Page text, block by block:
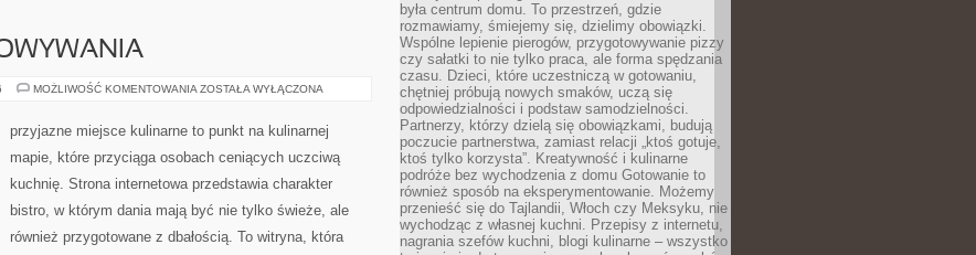
MOŻLIWOŚĆ KOMENTOWANIA TECHNIKI
ZOSTAŁA WYŁĄCZONA
przyjazne miejsce kulinarne to punkt na kulinarnej
mapie, które przyciąga osobach ceniących uczciwą
kuchnię. Strona internetowa przedstawia charakter
bistro, w którym dania mają być nie tylko świeże, ale
również przygotowane z dbałością. To witryna, która
była centrum domu. To przestrzeń, gdzie
rozmawiamy, śmiejemy się, dzielimy obowiązki.
Wspólne lepienie pierogów, przygotowywanie pizzy
czy sałatki to nie tylko praca, ale forma spędzania
czasu. Dzieci, które uczestniczą w gotowaniu,
chętniej próbują nowych smaków, uczą się
odpowiedzialności i podstaw samodzielności.
Partnerzy, którzy dzielą się obowiązkami, budują
poczucie partnerstwa, zamiast relacji „ktoś gotuje,
ktoś tylko korzysta”. Kreatywność i kulinarne
podróże bez wychodzenia z domu Gotowanie to
również sposób na eksperymentowanie. Możemy
przenieść się do Tajlandii, Włoch czy Meksyku, nie
wychodząc z własnej kuchni. Przepisy z internetu,
nagrania szefów kuchni, blogi kulinarne – wszystko